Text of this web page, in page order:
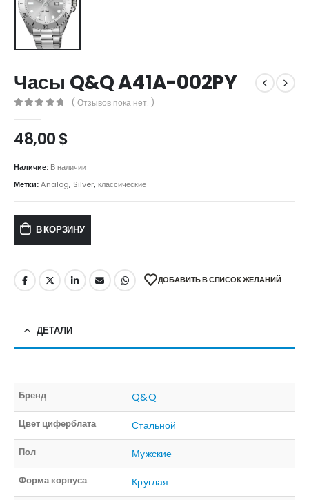
Часы Q&Q A41A-002PY
( Отзывов пока нет. )
48,00$
Наличие: В наличии
Метки:Analog, Silver,классические
В КОРЗИНУ
ДОБАВИТЬ В СПИСОК ЖЕЛАНИЙ
ДЕТАЛИ
Бренд Q&Q
Цвет циферблата Стальной
Пол Мужские
Форма корпуса Круглая